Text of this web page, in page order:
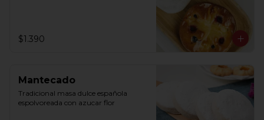
$1.390
Mantecado
Tradicional masa dulce española
espolvoreada con azucar flor